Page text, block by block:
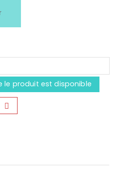
le produit est disponible